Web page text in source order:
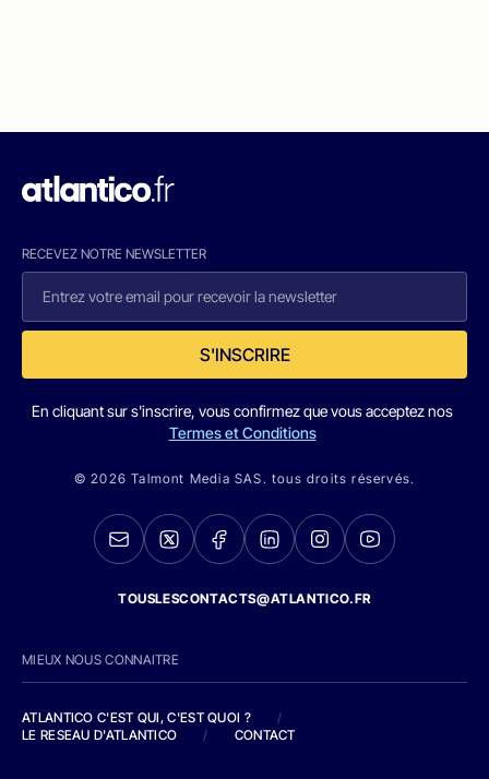
RECEVEZ NOTRE NEWSLETTER
S'INSCRIRE
En cliquant sur s'inscrire, vous confirmez que vous acceptez nos
Termes et Conditions
© 2026 Talmont Media SAS. tous droits réservés.
TOUSLESCONTACTS@ATLANTICO.FR
MIEUX NOUS CONNAITRE
ATLANTICO C'EST QUI, C'EST QUOI ?
/
LE RESEAU D'ATLANTICO
/ CONTACT